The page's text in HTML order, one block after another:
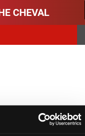
CHEVAL